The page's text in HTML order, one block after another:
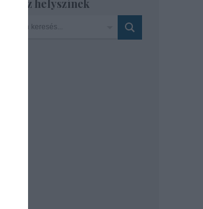
Szinház helyszínek